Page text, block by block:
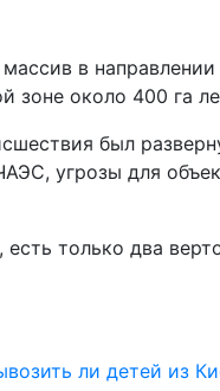
в
около 400 га
был
угрозы для
только два
ли детей из